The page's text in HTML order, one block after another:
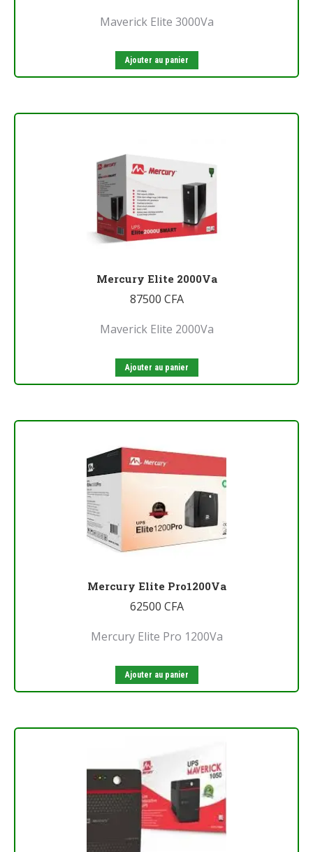
Maverick Elite 3000Va
Ajouter au panier
Mercury Elite 2000Va
87500 CFA
Maverick Elite 2000Va
Ajouter au panier
Mercury Elite Pro1200Va
62500 CFA
Mercury Elite Pro 1200Va
Ajouter au panier